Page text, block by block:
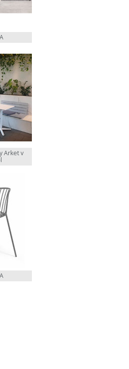
Arket v